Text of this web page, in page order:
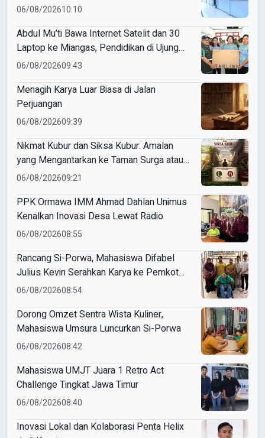
3T Makin Berkualitas
06/08/202610:10
Abdul Mu’ti Bawa Internet Satelit dan 30
Laptop ke Miangas, Pendidikan di Ujung
Negeri Makin Digital
06/08/202609:43
Menagih Karya Luar Biasa di Jalan
Perjuangan
06/08/202609:39
Nikmat Kubur dan Siksa Kubur: Amalan
yang Mengantarkan ke Taman Surga atau
Azab Barzakh
06/08/202609:21
PPK Ormawa IMM Ahmad Dahlan Unimus
Kenalkan Inovasi Desa Lewat Radio
06/08/202608:55
Rancang Si-Porwa, Mahasiswa Difabel
Julius Kevin Serahkan Karya ke Pemkot
Surabaya
06/08/202608:54
Dorong Omzet Sentra Wista Kuliner,
Mahasiswa Umsura Luncurkan Si-Porwa
06/08/202608:42
Mahasiswa UMJT Juara 1 Retro Act
Challenge Tingkat Jawa Timur
06/08/202608:40
Inovasi Lokal dan Kolaborasi Penta Helix